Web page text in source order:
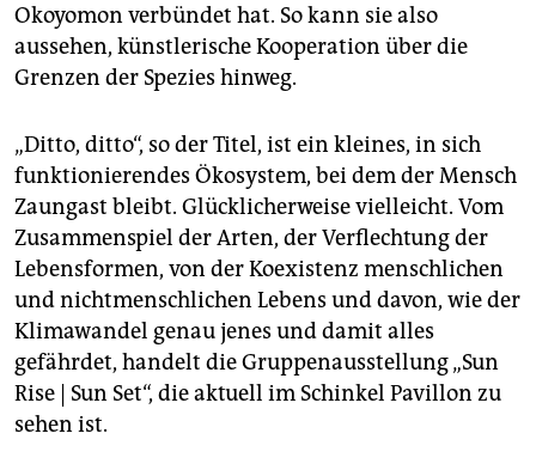
Okoyomon verbündet hat. So kann sie also
aussehen, künstlerische Kooperation über die
Grenzen der Spezies hinweg.
„Ditto, ditto“, so der Titel, ist ein kleines, in sich
funktionierendes Ökosystem, bei dem der Mensch
Zaungast bleibt. Glücklicherweise vielleicht. Vom
Zusammenspiel der Arten, der Verflechtung der
Lebensformen, von der Koexistenz menschlichen
und nichtmenschlichen Lebens und davon, wie der
Klimawandel genau jenes und damit alles
gefährdet, handelt die Gruppenausstellung „Sun
Rise | Sun Set“, die aktuell im Schinkel Pavillon zu
sehen ist.